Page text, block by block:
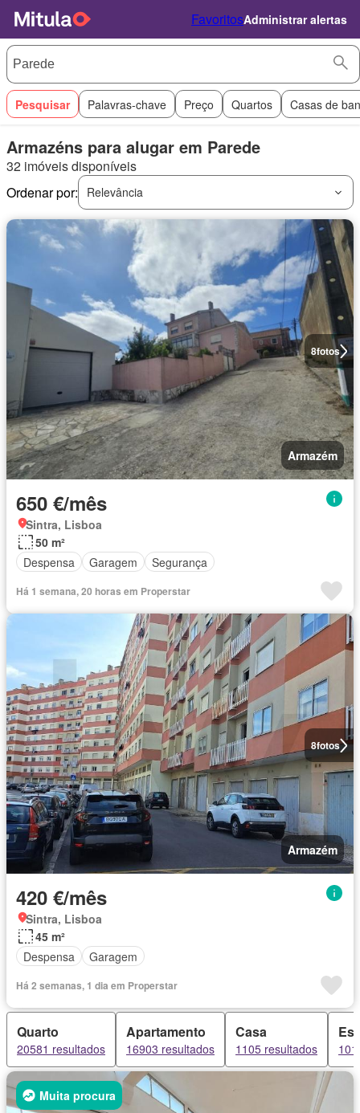
FavoritosAdministrar alertas
Pesquisar Palavras-chave Preço Quartos Casas de
Armazéns para alugar em Parede
32 imóveis disponíveis
Ordenar por:
Relevância
8fotos
Armazém
650 €/mês
Sintra, Lisboa
50 m²
Despensa
Garagem Segurança
Há 1 semana, 20 horas em Properstar
8fotos
Armazém
420 €/mês
Sintra, Lisboa
45 m²
Despensa
Garagem
Há 2 semanas, 1 dia em Properstar
Quarto
20581 resultados
Apartamento
16903 resultados
Casa
1105 resultados
Muita procura